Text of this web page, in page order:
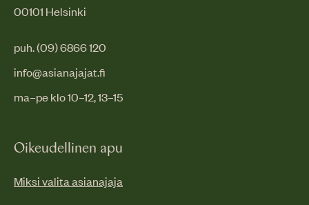
00101 Helsinki
puh. (09) 6866 120
info@asianajajat.fi
ma–pe klo 10–12, 13–15
Oikeudellinen apu
Miksi valita asianajaja